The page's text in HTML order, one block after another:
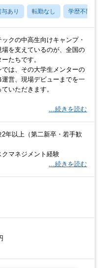
与あり 転勤なし 学歴不問
クの中高生向けキャンプ・
場を支えているのが、全国の
たちです。
では、その大学生メンターの
運営、現場デビューまでを一
いただきます。
…続きを読む
2年以上（第二新卒・若手歓
クマネジメント経験
…続きを読む